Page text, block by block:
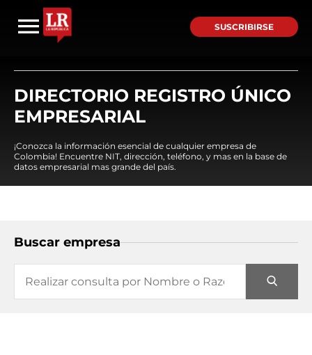
SUSCRIBIRSE
DIRECTORIO REGISTRO ÚNICO
EMPRESARIAL
¡Conozca la información esencial de cualquier empresa de
Colombia! Encuentre NIT, dirección, teléfono, y mas en la base de
datos empresarial mas grande del país.
Buscar empresa